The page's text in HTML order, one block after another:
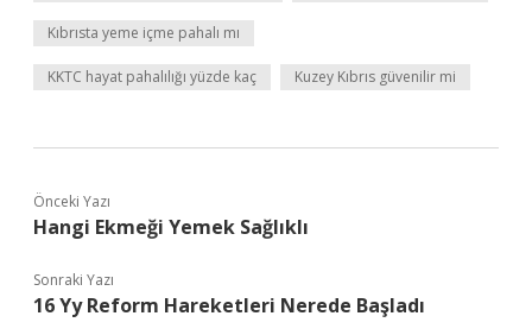
Kıbrısta yeme içme pahalı mı
KKTC hayat pahalılığı yüzde kaç Kuzey Kıbrıs güvenilir mi
Önceki Yazı
Hangi Ekmeği Yemek Sağlıklı
Sonraki Yazı
16 Yy Reform Hareketleri Nerede Başladı